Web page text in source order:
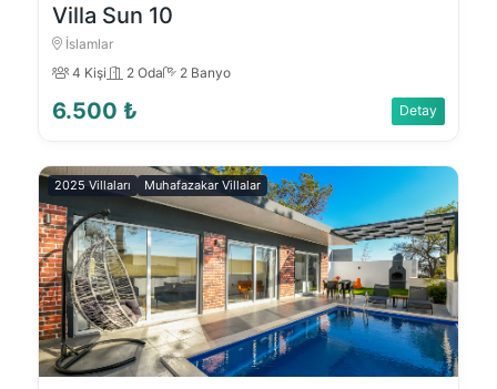
Villa Sun 10
İslamlar
4 Kişi
2 Oda 2 Banyo
6.500 ₺ Detay
2025 Villaları Muhafazakar Villalar